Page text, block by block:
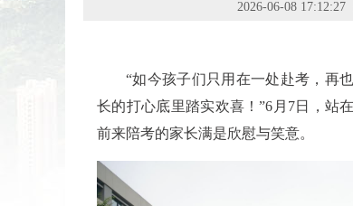
2026-06-08 17:12:27
“如今孩子们只用在一处赴考，再
长的打心底里踏实欢喜！”6月7日，站
前来陪考的家长满是欣慰与笑意。